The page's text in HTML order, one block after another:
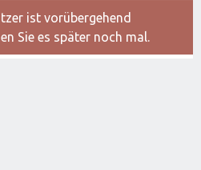
ist vorübergehend
Sie es später noch mal.